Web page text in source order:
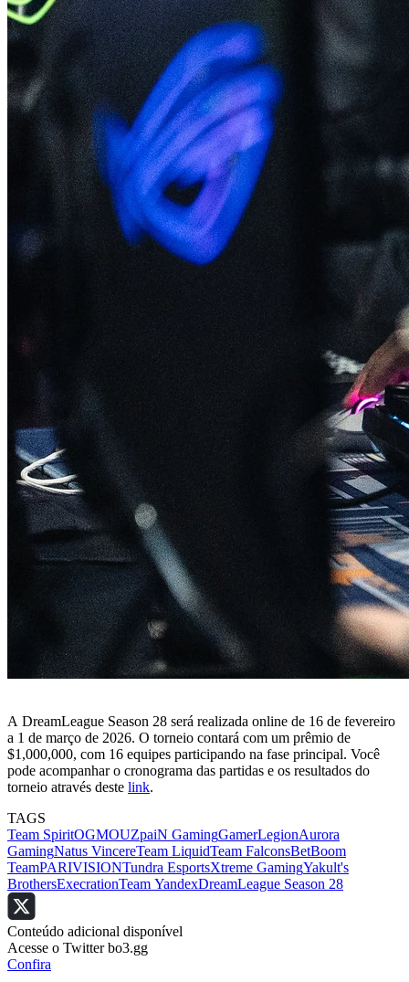
A DreamLeague Season 28 será realizada online de 16 de fevereiro
a 1 de março de 2026. O torneio contará com um prêmio de
$1,000,000, com 16 equipes participando na fase principal. Você
pode acompanhar o cronograma das partidas e os resultados do
torneio através deste link.
TAGS
Team SpiritOGMOUZpaiN GamingGamerLegionAurora
GamingNatus VincereTeam LiquidTeam FalconsBetBoom
TeamPARIVISIONTundra EsportsXtreme GamingYakult's
BrothersExecrationTeam YandexDreamLeague Season 28
Conteúdo adicional disponível
Acesse o Twitter bo3.gg
Confira